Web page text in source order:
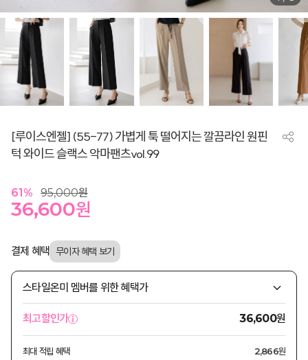
[루이스엔젤] (55-77) 가볍게 툭 떨어지는 깔끔라인 원핀
턱 와이드 슬랙스 악마팬츠vol.99
61 % 95,000원
36,600원
결제 혜택
스타일온미 멤버를 위한 혜택가
최고할인가 36,600원
최대 적립 혜택 2,866원